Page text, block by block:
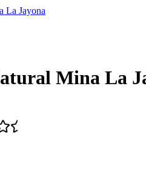
La Jayona
Mina La